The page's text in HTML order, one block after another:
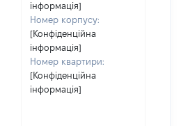
інформація]
Номер корпусу:
[Конфіденційна
інформація]
Номер квартири:
[Конфіденційна
інформація]